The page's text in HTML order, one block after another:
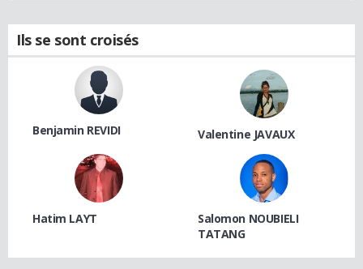
Ils se sont croisés
Benjamin REVIDI Valentine JAVAUX
Hatim LAYT
Salomon NOUBIELI
TATANG